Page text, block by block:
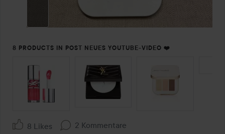
8 PRODUCTS IN POST NEUES YOUTUBE-VIDEO ❤️
SEKTION ÜBERSPRINGEN
8 Likes 2 Kommentare